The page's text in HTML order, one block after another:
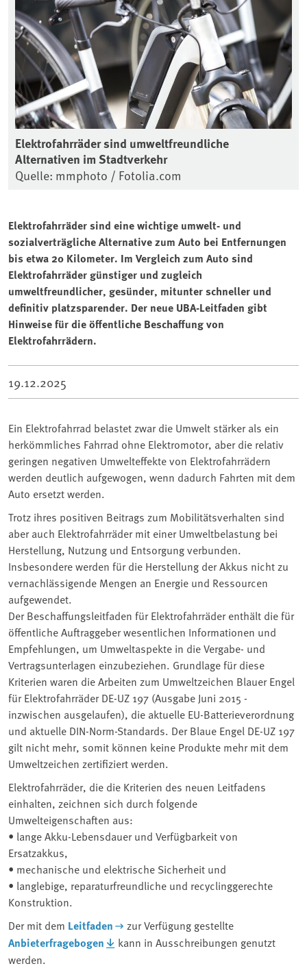
Elektrofahrräder sind umweltfreundliche
Alternativen im Stadtverkehr
Quelle: mmphoto / Fotolia.com
Elektrofahrräder sind eine wichtige umwelt- und
sozialverträgliche Alternative zum Auto bei Entfernungen
bis etwa 20 Kilometer. Im Vergleich zum Auto sind
Elektrofahrräder günstiger und zugleich
umweltfreundlicher, gesünder, mitunter schneller und
definitiv platzsparender. Der neue UBA-Leitfaden gibt
Hinweise für die öffentliche Beschaffung von
Elektrofahrrädern.
19.12.2025
Ein Elektrofahrrad belastet zwar die Umwelt stärker als ein
herkömmliches Fahrrad ohne Elektromotor, aber die relativ
geringen negativen Umwelteffekte von Elektrofahrrädern
werden deutlich aufgewogen, wenn dadurch Fahrten mit dem
Auto ersetzt werden.
Trotz ihres positiven Beitrags zum Mobilitätsverhalten sind
aber auch Elektrofahrräder mit einer Umweltbelastung bei
Herstellung, Nutzung und Entsorgung verbunden.
Insbesondere werden für die Herstellung der Akkus nicht zu
vernachlässigende Mengen an Energie und Ressourcen
aufgewendet.
Der Beschaffungsleitfaden für Elektrofahrräder enthält die für
öffentliche Auftraggeber wesentlichen Informationen und
Empfehlungen, um Umweltaspekte in die Vergabe- und
Vertragsunterlagen einzubeziehen. Grundlage für diese
Kriterien waren die Arbeiten zum Umweltzeichen Blauer Engel
für Elektrofahrräder DE-UZ 197 (Ausgabe Juni 2015 -
inzwischen ausgelaufen), die aktuelle EU-Batterieverordnung
und aktuelle DIN-Norm-Standards. Der Blaue Engel DE-UZ 197
gilt nicht mehr, somit können keine Produkte mehr mit dem
Umweltzeichen zertifiziert werden.
Elektrofahrräder, die die Kriterien des neuen Leitfadens
einhalten, zeichnen sich durch folgende
Umwelteigenschaften aus:
• lange Akku-Lebensdauer und Verfügbarkeit von
Ersatzakkus,
• mechanische und elektrische Sicherheit und
• langlebige, reparaturfreundliche und recyclinggerechte
Konstruktion.
Der mit dem Leitfaden zur Verfügung gestellte
Anbieterfragebogen
kann in Ausschreibungen genutzt
werden.